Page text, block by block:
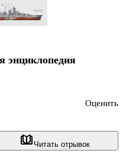
Читать отрывок
энциклопедия
Оценить